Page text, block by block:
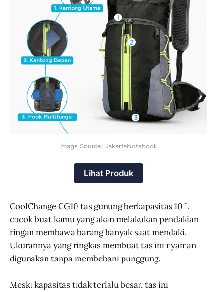
Image Source: JakartaNotebook
Lihat Produk
CoolChange CG10 tas gunung berkapasitas 10 L
cocok buat kamu yang akan melakukan pendakian
ringan membawa barang banyak saat mendaki.
Ukurannya yang ringkas membuat tas ini nyaman
digunakan tanpa membebani punggung.
Meski kapasitas tidak terlalu besar, tas ini